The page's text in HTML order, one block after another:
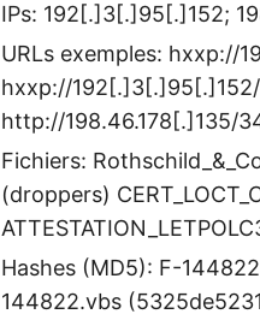
IPs: 192[.]3[.]95[.]152;
URLs exemples: hxxp://
hxxp://
http://198.46.178[.]135/
Fichiers:
(droppers)
Hashes (MD5): F-
144822.vbs